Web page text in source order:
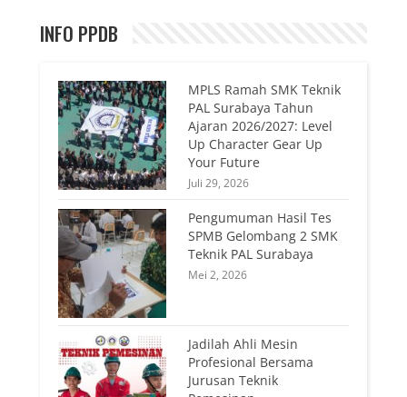
INFO PPDB
MPLS Ramah SMK Teknik
PAL Surabaya Tahun
Ajaran 2026/2027: Level
Up Character Gear Up
Your Future
Juli 29, 2026
Pengumuman Hasil Tes
SPMB Gelombang 2 SMK
Teknik PAL Surabaya
Mei 2, 2026
Jadilah Ahli Mesin
Profesional Bersama
Jurusan Teknik